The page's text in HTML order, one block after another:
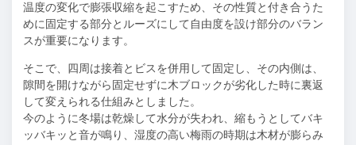
温度の変化で膨張収縮を起こすため、その性質と付き合うた
めに固定する部分とルーズにして自由度を設け部分のバラン
スが重要になります。
そこで、四周は接着とビスを併用して固定し、その内側は、
隙間を開けながら固定せずに木ブロックが劣化した時に裏返
して変えられる仕組みとしました。
今のように冬場は乾燥して水分が失われ、縮もうとしてバキ
ッバキッと音が鳴り、湿度の高い梅雨の時期は木材が膨らみ